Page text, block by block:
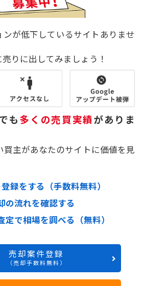
が低下しているサイトありませ
りに出してみましょう！
も多くの売買実績がありま
買主があなたのサイトに価値を見
録をする（手数料無料）
の流れを確認する
定で相場を調べる（無料）
売却案件登録
（売却手数料無料）